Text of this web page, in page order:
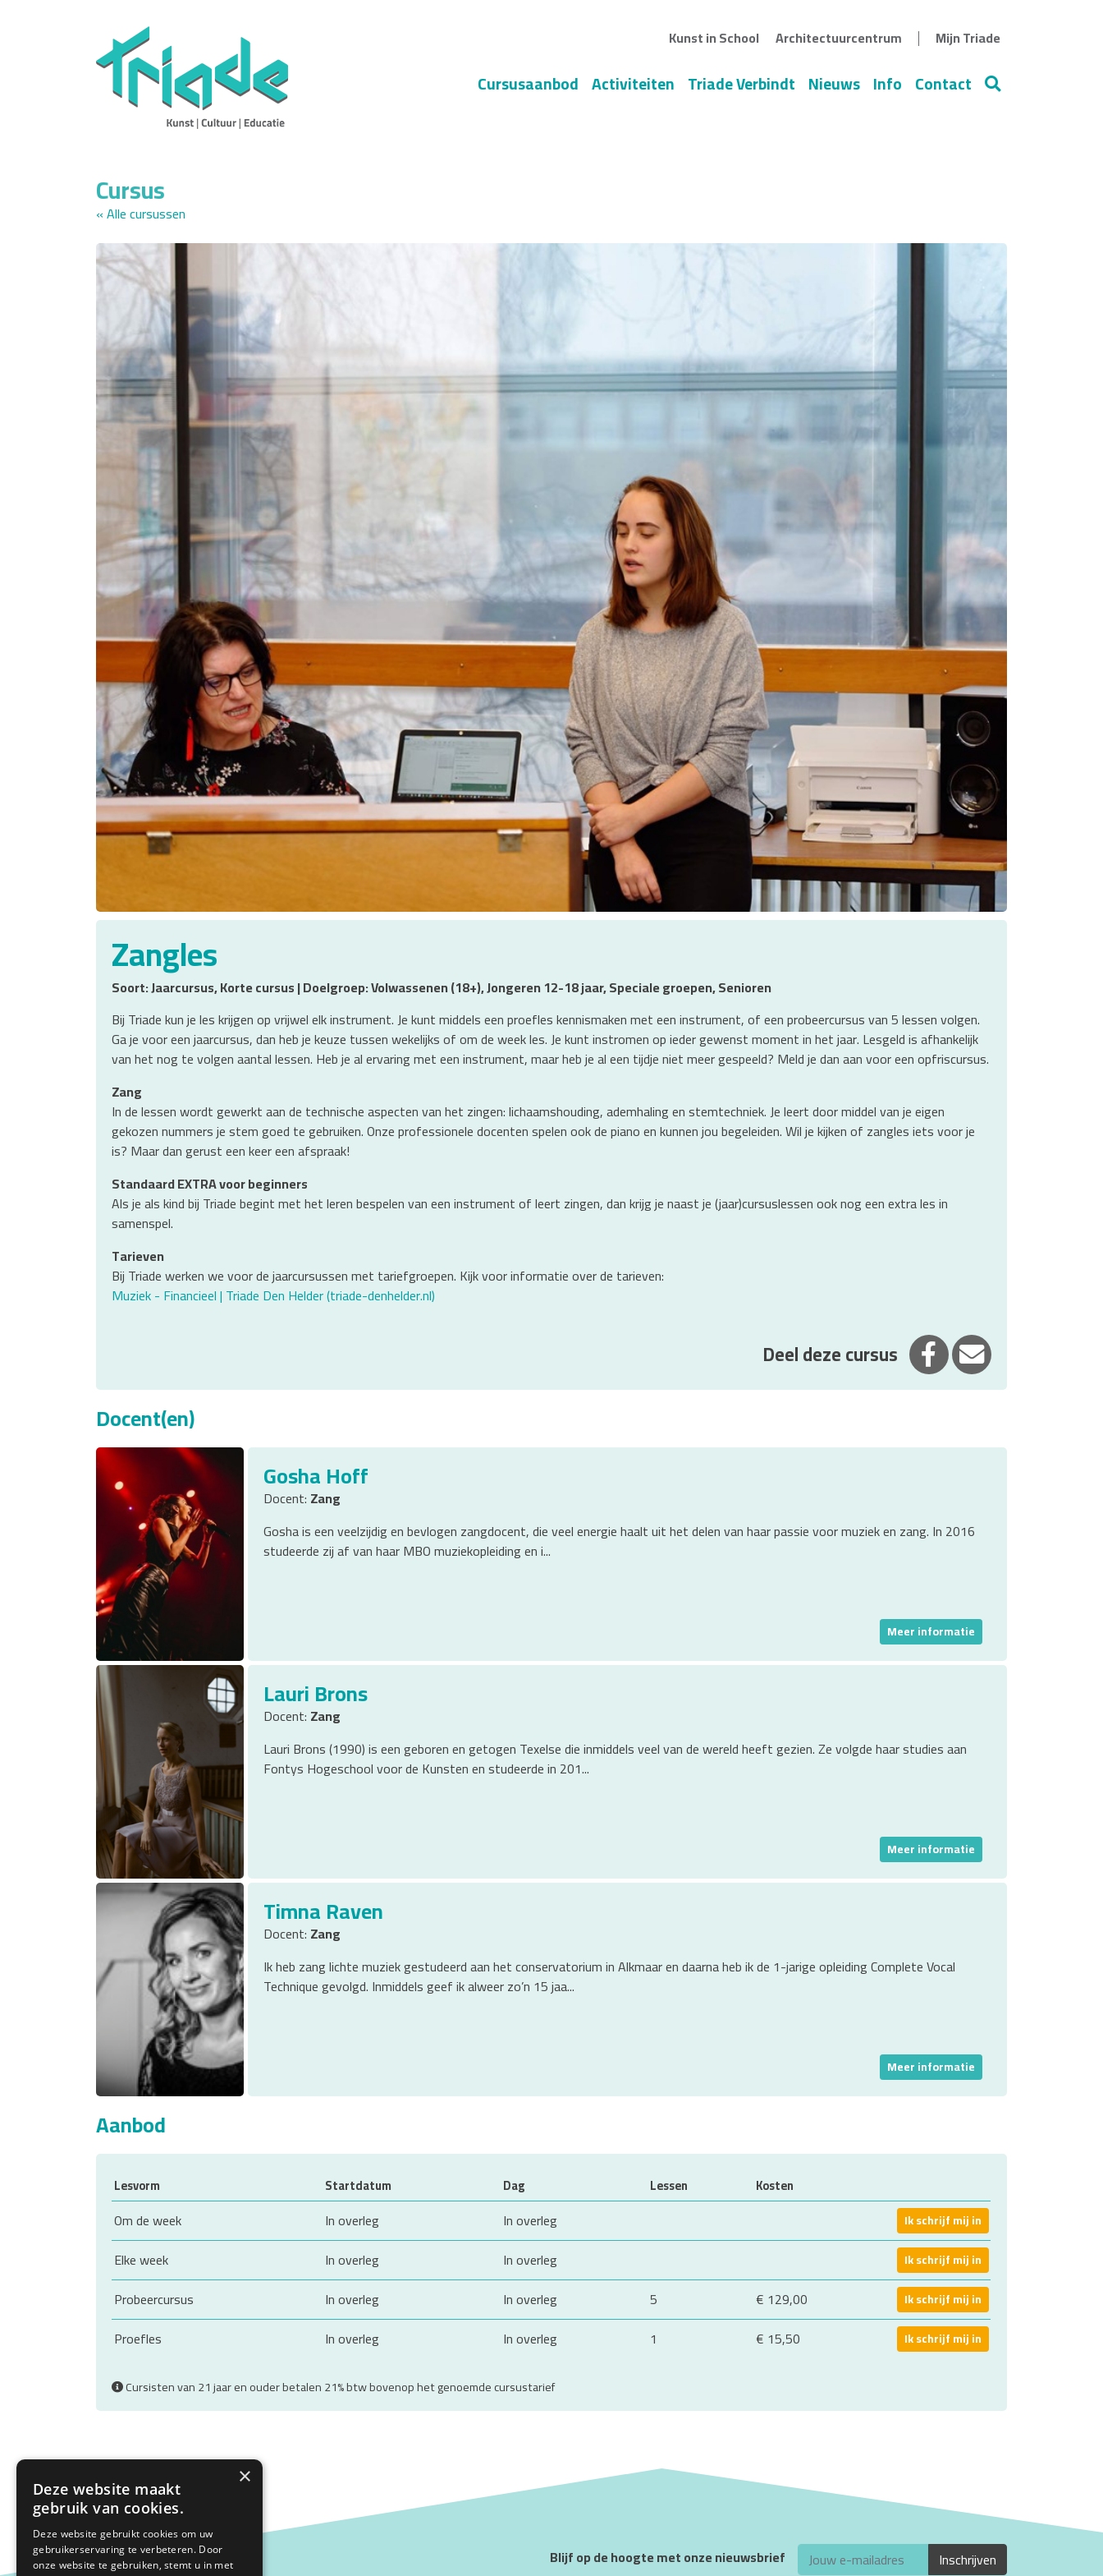
Cursusaanbod Activiteiten Triade Verbindt Nieuws Info Contact Zoeken
Kunst in School Architectuurcentrum | Mijn Triade
Cursus
« Alle cursussen
Zangles
Soort: Jaarcursus, Korte cursus | Doelgroep: Volwassenen (18+), Jongeren 12-18 jaar, Speciale groepen, Senioren
Bij Triade kun je les krijgen op vrijwel elk instrument. Je kunt middels een proefles kennismaken met een instrument, of een probeercursus van 5 lessen volgen.
Ga je voor een jaarcursus, dan heb je keuze tussen wekelijks of om de week les. Je kunt instromen op ieder gewenst moment in het jaar. Lesgeld is afhankelijk
van het nog te volgen aantal lessen. Heb je al ervaring met een instrument, maar heb je al een tijdje niet meer gespeeld? Meld je dan aan voor een opfriscursus.
Zang
In de lessen wordt gewerkt aan de technische aspecten van het zingen: lichaamshouding, ademhaling en stemtechniek. Je leert door middel van je eigen
gekozen nummers je stem goed te gebruiken. Onze professionele docenten spelen ook de piano en kunnen jou begeleiden. Wil je kijken of zangles iets voor je
is? Maar dan gerust een keer een afspraak!
Standaard EXTRA voor beginners
Als je als kind bij Triade begint met het leren bespelen van een instrument of leert zingen, dan krijg je naast je (jaar)cursuslessen ook nog een extra les in
samenspel.
Tarieven
Bij Triade werken we voor de jaarcursussen met tariefgroepen. Kijk voor informatie over de tarieven:
Muziek - Financieel | Triade Den Helder (triade-denhelder.nl)
Deel deze cursus Deel op Facebook
Deel via E-mail
Docent(en)
Gosha Hoff
Docent: Zang
Gosha is een veelzijdig en bevlogen zangdocent, die veel energie haalt uit het delen van haar passie voor muziek en zang. In 2016
studeerde zij af van haar MBO muziekopleiding en i...
Meer informatie
Lauri Brons
Docent: Zang
Lauri Brons (1990) is een geboren en getogen Texelse die inmiddels veel van de wereld heeft gezien. Ze volgde haar studies aan
Fontys Hogeschool voor de Kunsten en studeerde in 201...
Meer informatie
Timna Raven
Docent: Zang
Ik heb zang lichte muziek gestudeerd aan het conservatorium in Alkmaar en daarna heb ik de 1-jarige opleiding Complete Vocal
Technique gevolgd. Inmiddels geef ik alweer zo’n 15 jaa...
Meer informatie
Aanbod
Lesvorm Startdatum Dag Lessen Kosten
Om de week In overleg In overleg Ik schrijf mij in
Elke week In overleg In overleg Ik schrijf mij in
Probeercursus In overleg In overleg 5 € 129,00 Ik schrijf mij in
Proefles In overleg In overleg 1 € 15,50 Ik schrijf mij in
Cursisten van 21 jaar en ouder betalen 21% btw bovenop het genoemde cursustarief
Blijf op de hoogte met onze nieuwsbrief
×
Deze website maakt
gebruik van cookies.
Deze website gebruikt cookies om uw
gebruikerservaring te verbeteren. Door
onze website te gebruiken, stemt u in met